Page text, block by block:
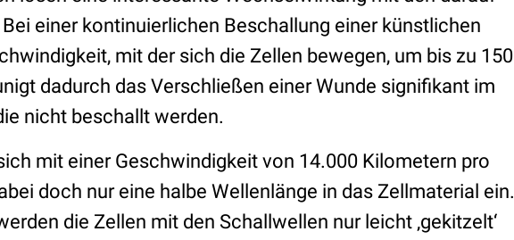
einer kontinuierlichen Beschallung einer künstlichen
mit der sich die Zellen bewegen, um bis zu 150
dadurch das Verschließen einer Wunde signifikant im
nicht beschallt werden.
mit einer Geschwindigkeit von 14.000 Kilometern pro
doch nur eine halbe Wellenlänge in das Zellmaterial ein.
die Zellen mit den Schallwellen nur leicht ‚gekitzelt‘